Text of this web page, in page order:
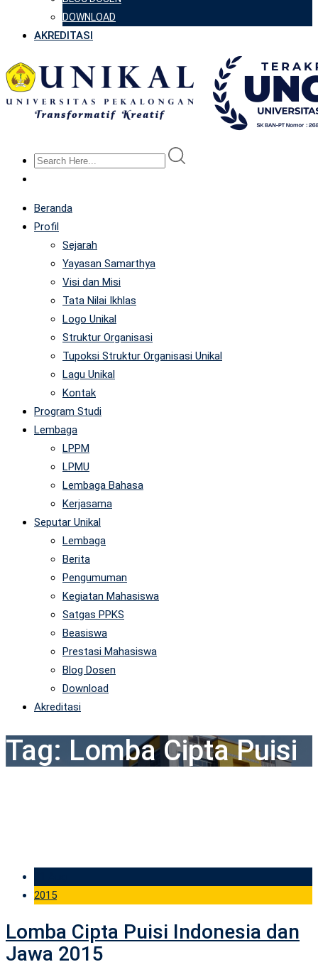
DOWNLOAD
AKREDITASI
Beranda
Profil
Sejarah
Yayasan Samarthya
Visi dan Misi
Tata Nilai Ikhlas
Logo Unikal
Struktur Organisasi
Tupoksi Struktur Organisasi Unikal
Lagu Unikal
Kontak
Program Studi
Lembaga
LPPM
LPMU
Lembaga Bahasa
Kerjasama
Seputar Unikal
Lembaga
Berita
Pengumuman
Kegiatan Mahasiswa
Satgas PPKS
Beasiswa
Prestasi Mahasiswa
Blog Dosen
Download
Akreditasi
Tag: Lomba Cipta Puisi
2015
Lomba Cipta Puisi Indonesia dan
Jawa 2015